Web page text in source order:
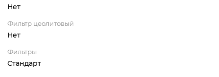
Нет
Фильтр цеолитовый
Нет
Фильтры
Стандарт